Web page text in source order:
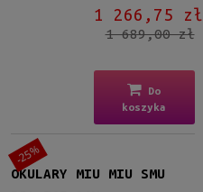
1 266,75 zł
1 689,00 zł
Do
koszyka
OKULARY MIU MIU SMU
-25%